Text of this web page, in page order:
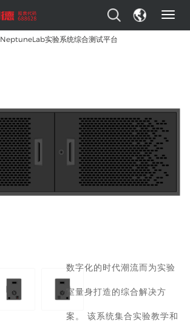
T
o
v
g
i
n
NeptuneLab实验系统综合测试平台
NeptuneLab实验系统综合
测试平台， 是优利德深耕测
试行业多年， 多次走访全国
各大高校， 并结合众多教育
数字化的时代潮流而为实验
室量身打造的综合解决方
案。 该系统集合实验教学和